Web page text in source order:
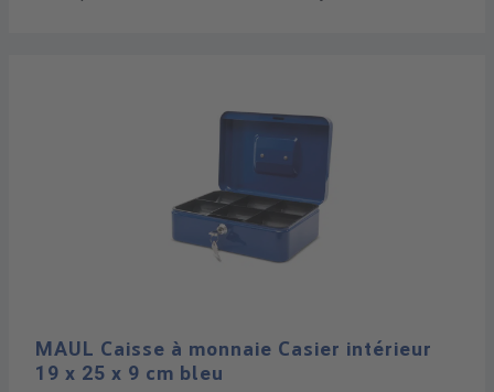
MAUL Caisse à monnaie Casier intérieur
19 x 25 x 9 cm bleu